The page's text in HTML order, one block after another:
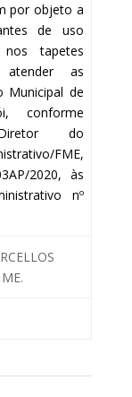
por objeto a
de uso
tapetes
atender as
Municipal de
conforme
do
FME,
2020, às
nº